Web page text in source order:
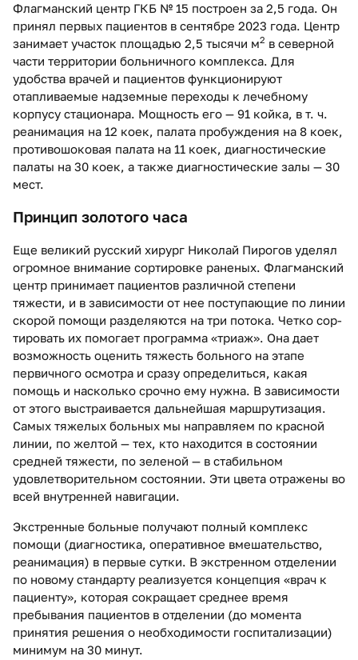
Флагманский центр ГКБ № 15 построен за 2,5 года. Он
принял первых пациентов в сентябре 2023 года. Центр
занимает участок площадью 2,5 тысячи м2 в северной
части территории больничного комплекса. Для
удобства врачей и пациентов функционируют
отапливаемые надземные переходы к лечебному
корпусу стационара. Мощность его — 91 койка, в т. ч.
реанимация на 12 коек, палата пробуждения на 8 коек,
противошоковая палата на 11 коек, диагностические
палаты на 30 коек, а также диагностические залы — 30
мест.
Принцип золотого часа
Еще великий русский хирург Николай Пирогов уделял
огромное внимание сортировке раненых. Флагманский
центр принимает пациентов различной степени
тяжести, и в зависимости от нее поступающие по линии
скорой помощи разделяются на три потока. Четко сор­
тировать их помогает программа «триаж». Она дает
возможность оценить тяжесть больного на этапе
первичного осмотра и сразу определиться, какая
помощь и насколько срочно ему нужна. В зависимости
от этого выстраивается дальнейшая маршрутизация.
Самых тяжелых больных мы направляем по красной
линии, по желтой — тех, кто находится в состоянии
средней тяжести, по зеленой — в стабильном
удовлетворительном состоянии. Эти цвета отражены во
всей внутренней навигации.
Экстренные больные получают полный комплекс
помощи (диагностика, оперативное вмешательство,
реанимация) в первые сутки. В экстренном отделении
по новому стандарту реализуется концепция «врач к
пациенту», которая сокращает среднее время
пребывания пациентов в отделении (до момента
принятия решения о необходимости госпитализации)
минимум на 30 минут.